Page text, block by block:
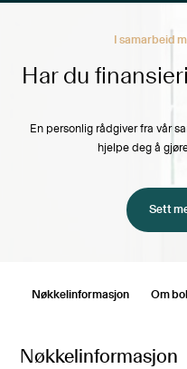
Har du
I samarbeid
En personlig rådgiver fra vår
hjelpe deg å
Sett
Nøkkelinformasjon Om
Nøkkelinformasjon